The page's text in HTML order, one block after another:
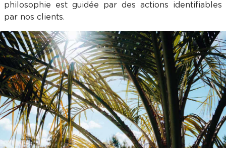
philosophie est guidée par des actions identifiables
par nos clients.